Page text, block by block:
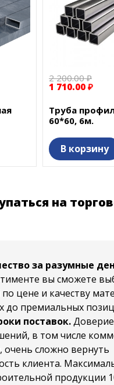
2 200.00 ₽
1 710.00 ₽
Труба
60*60, 6м.
В корзину
на
за разумные
вы сможете
цене и качеству
до премиальных
поставок.
в том числе
очень сложно вернуть
клиента.
продукции